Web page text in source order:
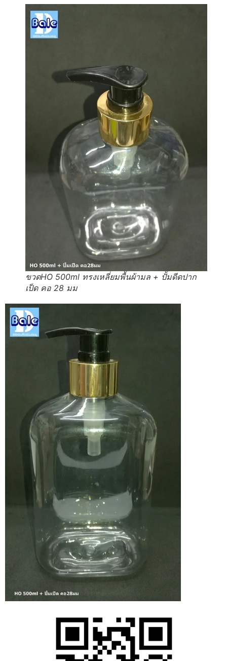
ขวดHO 500ml ทรงเหลี่ยมพื้นผ้ามล + ปั้มดีดปาก
เป็ด คอ 28 มม